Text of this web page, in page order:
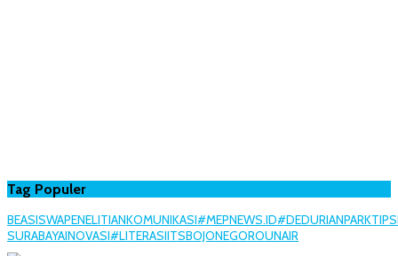
Tag Populer
BEASISWAPENELITIANKOMUNIKASI#MEPNEWS.ID#DEDURIANPARKTIPS
SURABAYAINOVASI#LITERASIITSBOJONEGOROUNAIR